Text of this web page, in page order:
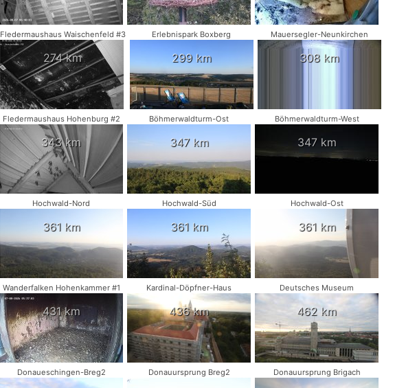
Fledermaushaus Waischenfeld #3
274 km
Erlebnispark Boxberg
299 km
Mauersegler-Neunkirchen
308 km
Fledermaushaus Hohenburg #2
343 km
Böhmerwaldturm-Ost
347 km
Böhmerwaldturm-West
347 km
Hochwald-Nord
361 km
Hochwald-Süd
361 km
Hochwald-Ost
361 km
Wanderfalken Hohenkammer #1
431 km
Kardinal-Döpfner-Haus
436 km
Deutsches Museum
462 km
Donaueschingen-Breg2 Donauursprung Breg2 Donauursprung Brigach